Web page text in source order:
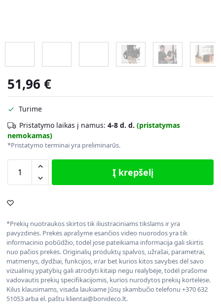
51,96 €
Turime
Pristatymo laikas į namus: 4-8 d. d. (pristatymas
nemokamas)
*Pristatymo terminai yra preliminarūs.
Į krepšelį
*Prekių nuotraukos skirtos tik iliustraciniams tikslams ir yra
pavyzdinės. Prekės aprašyme esančios video nuorodos yra tik
informacinio pobūdžio, todėl jose pateikiama informacija gali skirtis
nuo pačios prekės. Originalių produktų spalvos, užrašai, parametrai,
matmenys, dydžiai, funkcijos, ir/ar bet kurios kitos savybės dėl savo
vizualinių ypatybių gali atrodyti kitaip negu realybėje, todėl prašome
vadovautis prekių specifikacijomis, kurios nurodytos prekių kortelėse.
Kilus klausimams, visada laukiame Jūsų skambučio telefonu +370 632
51053 arba el. paštu klientai@bonideco.lt.